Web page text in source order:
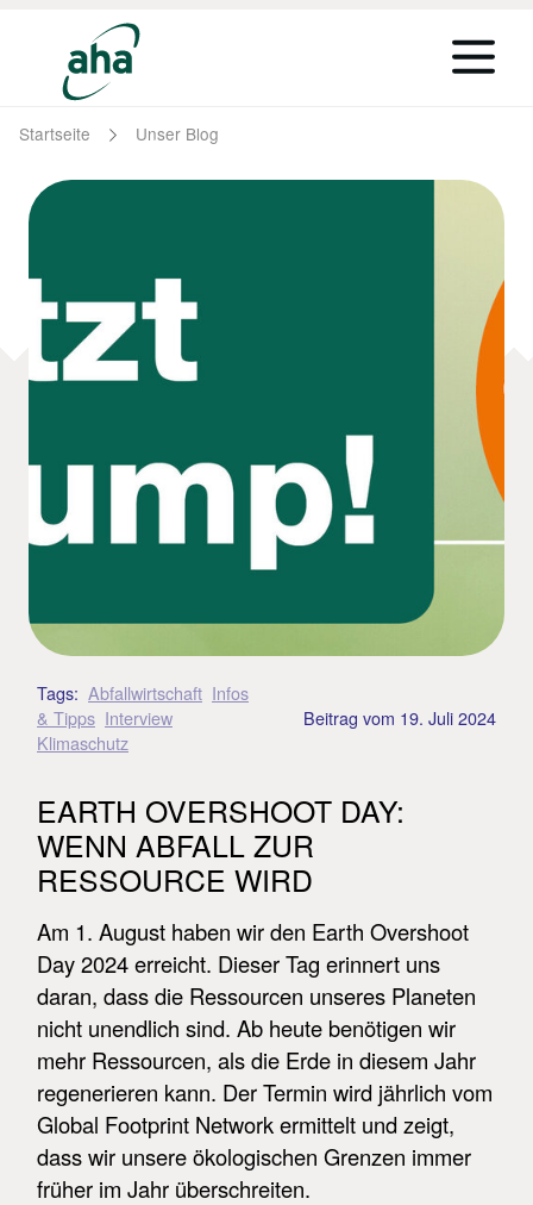
Startseite Unser Blog
Tags: Abfallwirtschaft Infos
& Tipps Interview
Klimaschutz
Beitrag vom 19. Juli 2024
EARTH OVERSHOOT DAY:
WENN ABFALL ZUR
RESSOURCE WIRD
Am 1. August haben wir den Earth Overshoot
Day 2024 erreicht. Dieser Tag erinnert uns
daran, dass die Ressourcen unseres Planeten
nicht unendlich sind. Ab heute benötigen wir
mehr Ressourcen, als die Erde in diesem Jahr
regenerieren kann. Der Termin wird jährlich vom
Global Footprint Network ermittelt und zeigt,
dass wir unsere ökologischen Grenzen immer
früher im Jahr überschreiten.